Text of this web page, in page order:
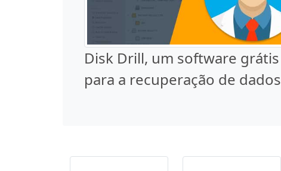
Disk Drill, um software grátis
para a recuperação de dados